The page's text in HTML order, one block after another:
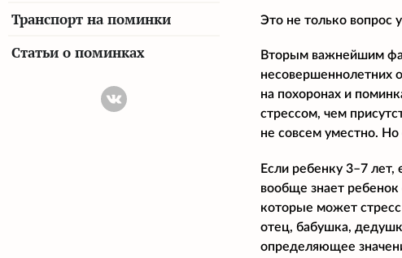
Транспорт на поминки
Статьи о поминках
Это не только вопрос
Вторым важнейшим
несовершеннолетних
на похоронах и
стрессом, чем
не совсем уместно. Но
Если ребенку 3–7
вообще знает ребенок
которые может
отец, бабушка,
определяющее